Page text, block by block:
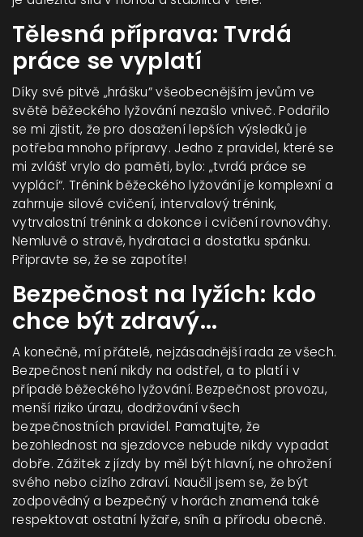
Tělesná příprava: Tvrdá
práce se vyplatí
Díky své pitvě „hrášku” všeobecnějším jevům ve
světě běžeckého lyžování nezašlo vniveč. Podařilo
se mi zjistit, že pro dosažení lepších výsledků je
potřeba mnoho přípravy. Jedno z pravidel, které se
mi zvlášť vrylo do paměti, bylo: „tvrdá práce se
vyplácí“. Trénink běžeckého lyžování je komplexní a
zahrnuje silové cvičení, intervalový trénink,
vytrvalostní trénink a dokonce i cvičení rovnováhy.
Nemluvě o stravě, hydrataci a dostatku spánku.
Připravte se, že se zapotíte!
Bezpečnost na lyžích: kdo
chce být zdravý...
A konečně, mí přátelé, nejzásadnější rada ze všech.
Bezpečnost není nikdy na odstřel, a to platí i v
případě běžeckého lyžování. Bezpečnost provozu,
menší riziko úrazu, dodržování všech
bezpečnostních pravidel. Pamatujte, že
bezohlednost na sjezdovce nebude nikdy vypadat
dobře. Zážitek z jízdy by měl být hlavní, ne ohrožení
svého nebo cizího zdraví. Naučil jsem se, že být
zodpovědný a bezpečný v horách znamená také
respektovat ostatní lyžaře, sníh a přírodu obecně.